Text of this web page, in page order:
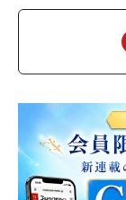
ん、幸せになっ